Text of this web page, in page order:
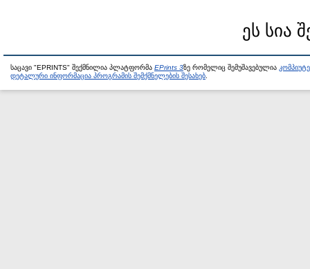
ეს სია
საცავი "EPRINTS" შექმნილია პლატფორმა EPrints 3ზე რომელიც შემუშავებულია
დეტალური ინფორმაცია პროგრამის შემქმნელების შესახებ